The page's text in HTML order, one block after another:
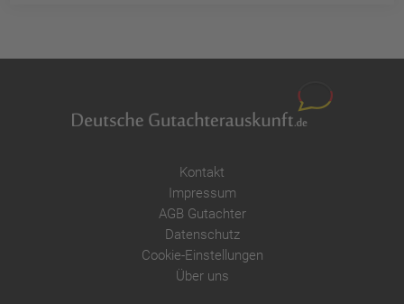
Kontakt
Impressum
AGB Gutachter
Datenschutz
Cookie-Einstellungen
Über uns